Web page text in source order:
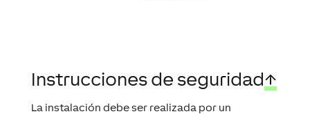
Instrucciones de seguridad↑
La instalación debe ser realizada por un